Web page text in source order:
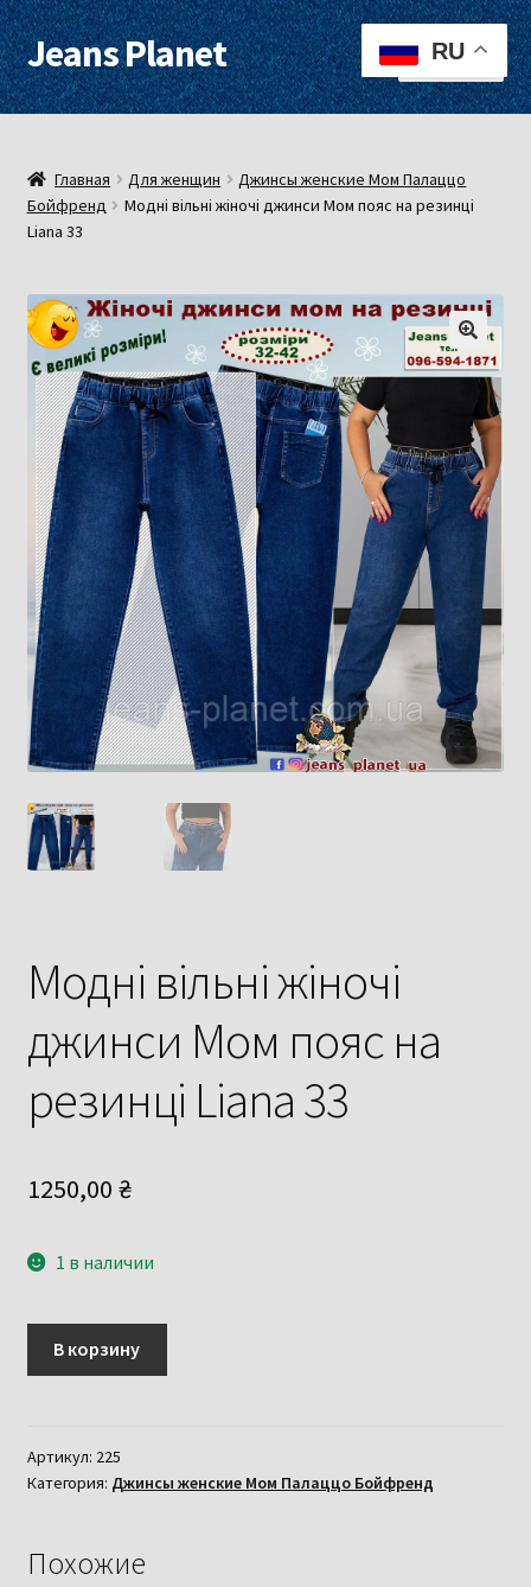
Перейти
к
навигации
Перейти
к
содержимому
Jeans Planet Меню
Для женщин
Для мужчин
О нас
Оплата, доставка
Контакты
Примерочная
Главная Для женщин
Джинсы женские Мом Палаццо
Бойфренд
Модні вільні жіночі джинси Мом пояс на резинці
Liana 33
Модні вільні жіночі
джинси Мом пояс на
резинці Liana 33
1250,00 ₴
1 в наличии
жіночі
джинси
на
В корзину
Артикул: 225
Категория: Джинсы женские Мом Палаццо Бойфренд
Похожие
RU